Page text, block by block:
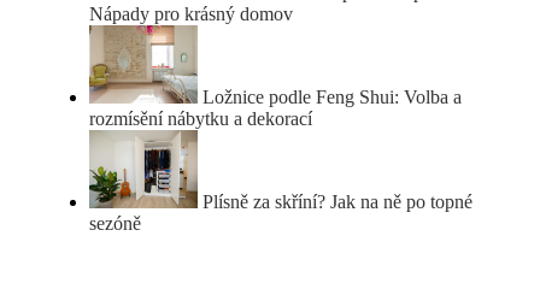
Nápady pro krásný domov
Ložnice podle Feng Shui: Volba a
rozmísění nábytku a dekorací
Plísně za skříní? Jak na ně po topné
sezóně